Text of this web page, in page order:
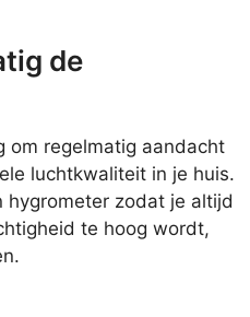
de
om regelmatig aandacht
luchtkwaliteit in je huis.
hygrometer zodat je altijd
te hoog wordt,